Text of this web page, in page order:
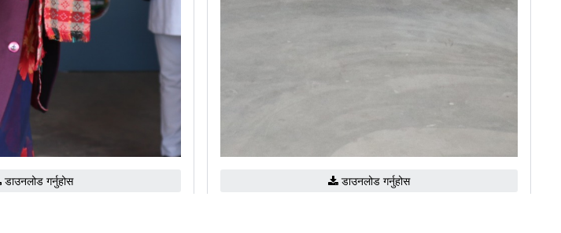
डाउनलोड गर्नुहोस डाउनलोड गर्नुहोस